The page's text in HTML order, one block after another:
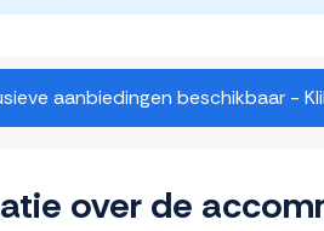
aanbiedingen beschikbaar -
over de